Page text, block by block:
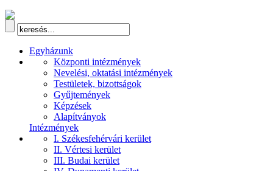
Egyházunk
Központi intézmények
Nevelési, oktatási intézmények
Testületek, bizottságok
Gyűjtemények
Képzések
Alapítványok
Intézmények
I. Székesfehérvári kerület
II. Vértesi kerület
III. Budai kerület